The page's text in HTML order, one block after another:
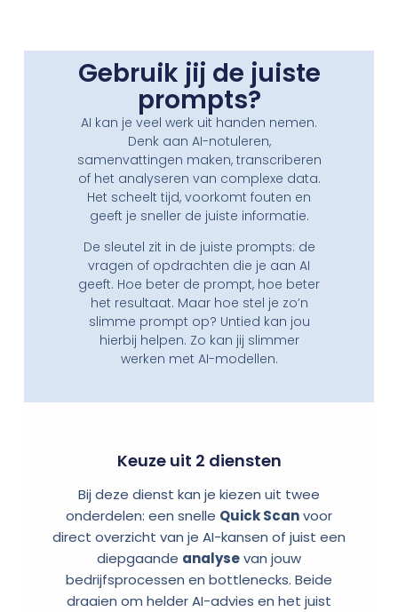
Keuze uit 2 diensten
Bij deze dienst kan je kiezen uit twee
onderdelen: een snelle Quick Scanvoor
direct overzicht van je AI-kansen of juist een
diepgaande analysevan jouw
bedrijfsprocessen en bottlenecks. Beide
draaien om helder AI-advies en het juist
Gebruik jij de juiste
prompts?
AI kan je veel werk uit handen nemen.
Denk aan AI-notuleren,
samenvattingen maken, transcriberen
of het analyseren van complexe data.
Het scheelt tijd, voorkomt fouten en
geeft je sneller de juiste informatie.
De sleutel zit in de juiste prompts: de
vragen of opdrachten die je aan AI
geeft. Hoe beter de prompt, hoe beter
het resultaat. Maar hoe stel je zo’n
slimme prompt op? Untied kan jou
hierbij helpen. Zo kan jij slimmer
werken met AI-modellen.